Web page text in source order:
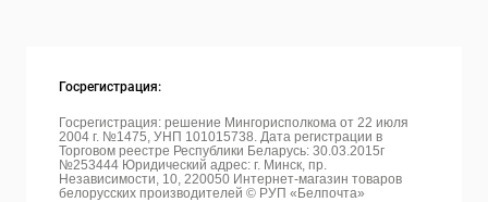
Госрегистрация:
Госрегистрация: решение Мингорисполкома от 22 июля
2004 г. №1475, УНП 101015738. Дата регистрации в
Торговом реестре Республики Беларусь: 30.03.2015г
№253444 Юридический адрес: г. Минск, пр.
Независимости, 10, 220050 Интернет-магазин товаров
белорусских производителей © РУП «Белпочта»